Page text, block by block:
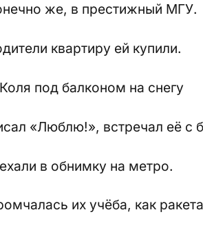
же, в престижный МГУ.
квартиру ей купили.
под балконом на снегу
«Люблю!», встречал её с
в обнимку на метро.
их учёба, как